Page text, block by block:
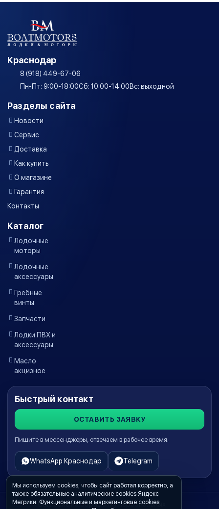
Краснодар
8 (918) 449-67-06
Пн-Пт: 9:00-18:00Сб: 10:00-14:00Вс: выходной
Разделы сайта
Новости
Сервис
Доставка
Как купить
О магазине
Гарантия
Контакты
Каталог
Лодочные
моторы
Лодочные
аксессуары
Гребные
винты
Запчасти
Лодки ПВХ и
аксессуары
Масло
акцизное
Быстрый контакт
ОСТАВИТЬ ЗАЯВКУ
Пишите в мессенджеры, отвечаем в рабочее время.
WhatsApp Краснодар Telegram
Согласие на обработку персональных
Мы используем cookies, чтобы сайт работал корректно, а
также обязательные аналитические cookies Яндекс
Метрики. Функциональные и маркетинговые cookies